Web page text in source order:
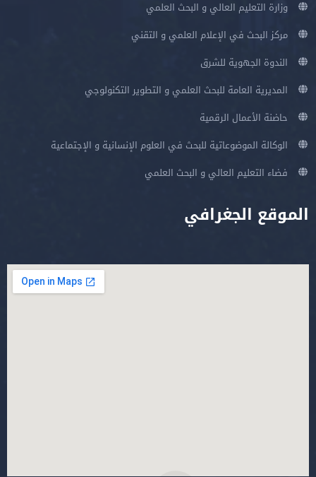
وزارة التعليم العالي و البحث العلمي
مركز البحث في الإعلام العلمي و التقني
الندوة الجهوية للشرق
المديرية العامة للبحث العلمي و التطوير التكنولوجي
حاضنة الأعمال الرقمية
الوكالة الموضوعاتية للبحث في العلوم الإنسانية و الإجتماعية
فضاء التعليم العالي و البحث العلمي
الموقع الجغرافي